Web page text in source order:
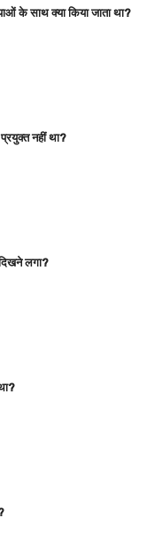
के साथ क्या किया जाता था?
नहीं था?
लगा?